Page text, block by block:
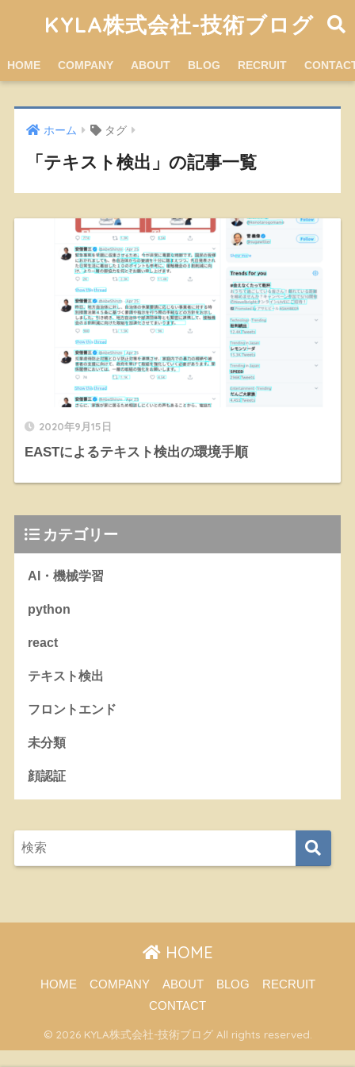
KYLA株式会社-技術ブログ
HOME COMPANY ABOUT BLOG RECRUIT
ホーム タグ
「テキスト検出」の記事一覧
2020年9月15日
EASTによるテキスト検出の環境手順
カテゴリー
AI・機械学習
python
react
テキスト検出
フロントエンド
未分類
顔認証
HOME
HOME COMPANY ABOUT BLOG
RECRUIT
CONTACT
© 2026 KYLA株式会社-技術ブログ All rights reserved.